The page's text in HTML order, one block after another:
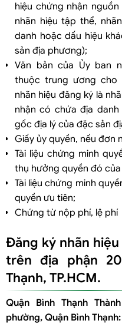
hiệu chứng nhận
nhãn hiệu tập thể,
danh hoặc dấu hiệu
sản địa phương);
Văn bản của Ủy ban
thuộc trung ương cho
nhãn hiệu đăng ký là
nhận có chứa địa
gốc địa lý của đặc sản
Giấy ủy quyền, nếu đơn
Tài liệu chứng minh
thụ hưởng quyền đó
Tài liệu chứng minh
quyền ưu tiên;
Chứng từ nộp phí, lệ phí
Đăng ký nhãn
trên địa phận
Thạnh, TP.HCM.
Quận Bình Thạnh
phường, Quận Bình Thạnh: